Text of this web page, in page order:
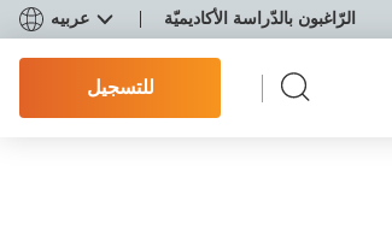
الرّاغبون بالدّراسة الأكاديميّة عربيه
للتسجيل